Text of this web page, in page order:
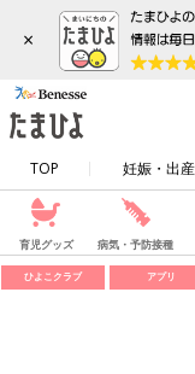
×
TOP 妊娠・出産
育児グッズ 病気・予防接種
ひよこクラブ アプリ